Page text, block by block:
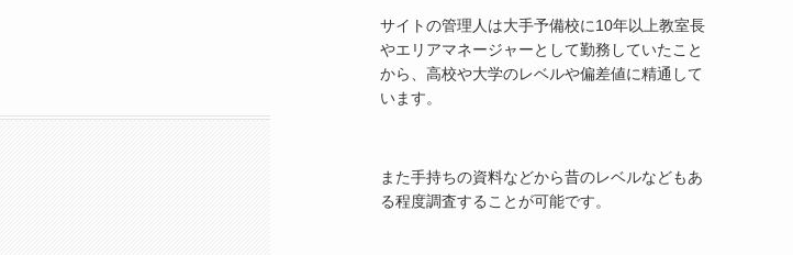
サイトの管理人は大手予備校に10年以上教室長
やエリアマネージャーとして勤務していたこと
から、高校や大学のレベルや偏差値に精通して
います。
また手持ちの資料などから昔のレベルなどもあ
る程度調査することが可能です。